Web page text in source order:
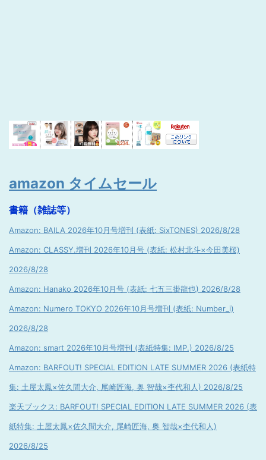
amazon タイムセール
書籍（雑誌等）
Amazon: BAILA 2026年10月号増刊 (表紙: SixTONES) 2026/8/28
Amazon: CLASSY.増刊 2026年10月号 (表紙: 松村北斗×今田美桜)
2026/8/28
Amazon: Hanako 2026年10月号 (表紙: 七五三掛龍也) 2026/8/28
Amazon: Numero TOKYO 2026年10月号増刊 (表紙: Number_i)
2026/8/28
Amazon: smart 2026年10月号増刊 (表紙特集: IMP.) 2026/8/25
Amazon: BARFOUT! SPECIAL EDITION LATE SUMMER 2026 (表紙特
集: 土屋太鳳×佐久間大介, 尾崎匠海, 奥 智哉×杢代和人) 2026/8/25
楽天ブックス: BARFOUT! SPECIAL EDITION LATE SUMMER 2026 (表
紙特集: 土屋太鳳×佐久間大介, 尾崎匠海, 奥 智哉×杢代和人)
2026/8/25